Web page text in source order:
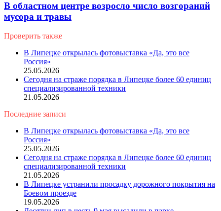
В областном центре возросло число возгораний
мусора и травы
Проверить также
В Липецке открылась фотовыставка «Да, это все
Россия»
25.05.2026
Сегодня на страже порядка в Липецке более 60 единиц
специализированной техники
21.05.2026
Последние записи
В Липецке открылась фотовыставка «Да, это все
Россия»
25.05.2026
Сегодня на страже порядка в Липецке более 60 единиц
специализированной техники
21.05.2026
В Липецке устранили просадку дорожного покрытия на
Боевом проезде
19.05.2026